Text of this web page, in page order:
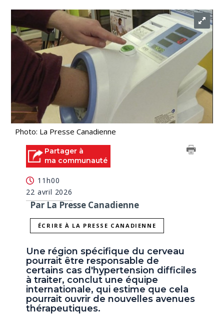
Photo: La Presse Canadienne
Partager à
ma communauté
11h00
22 avril 2026
Par La Presse Canadienne
ÉCRIRE À LA PRESSE CANADIENNE
Une région spécifique du cerveau
pourrait être responsable de
certains cas d'hypertension difficiles
à traiter, conclut une équipe
internationale, qui estime que cela
pourrait ouvrir de nouvelles avenues
thérapeutiques.